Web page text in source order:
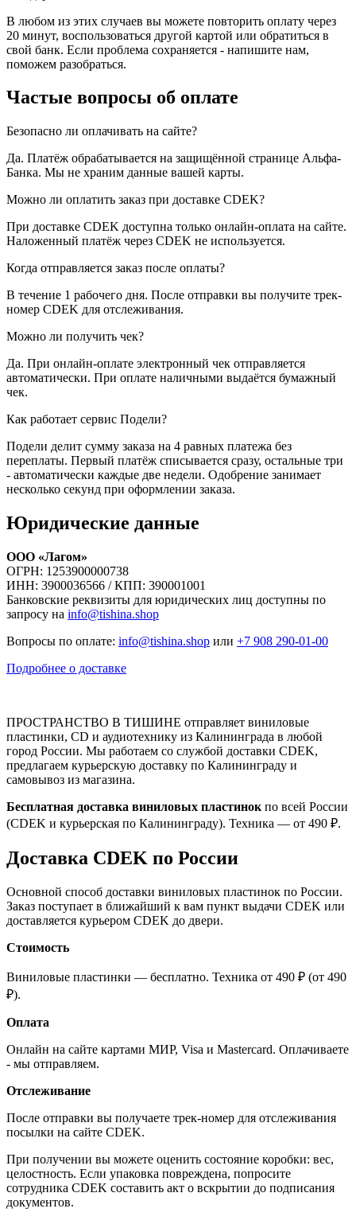
В любом из этих случаев вы можете повторить оплату через
20 минут, воспользоваться другой картой или обратиться в
свой банк. Если проблема сохраняется - напишите нам,
поможем разобраться.
Частые вопросы об оплате
Безопасно ли оплачивать на сайте?
Да. Платёж обрабатывается на защищённой странице Альфа-
Банка. Мы не храним данные вашей карты.
Можно ли оплатить заказ при доставке CDEK?
При доставке CDEK доступна только онлайн-оплата на сайте.
Наложенный платёж через CDEK не используется.
Когда отправляется заказ после оплаты?
В течение 1 рабочего дня. После отправки вы получите трек-
номер CDEK для отслеживания.
Можно ли получить чек?
Да. При онлайн-оплате электронный чек отправляется
автоматически. При оплате наличными выдаётся бумажный
чек.
Как работает сервис Подели?
Подели делит сумму заказа на 4 равных платежа без
переплаты. Первый платёж списывается сразу, остальные три
- автоматически каждые две недели. Одобрение занимает
несколько секунд при оформлении заказа.
Юридические данные
ООО «Лагом»
ОГРН: 1253900000738
ИНН: 3900036566 / КПП: 390001001
Банковские реквизиты для юридических лиц доступны по
запросу на info@tishina.shop
Вопросы по оплате: info@tishina.shop или +7 908 290-01-00
Подробнее о доставке
ПРОСТРАНСТВО В ТИШИНЕ отправляет виниловые
пластинки, CD и аудиотехнику из Калининграда в любой
город России. Мы работаем со службой доставки CDEK,
предлагаем курьерскую доставку по Калининграду и
самовывоз из магазина.
Бесплатная доставка виниловых пластинок по всей России
(CDEK и курьерская по Калининграду). Техника — от 490 ₽.
Доставка CDEK по России
Основной способ доставки виниловых пластинок по России.
Заказ поступает в ближайший к вам пункт выдачи CDEK или
доставляется курьером CDEK до двери.
Стоимость
Виниловые пластинки — бесплатно. Техника от 490 ₽ (от 490
₽).
Оплата
Онлайн на сайте картами МИР, Visa и Mastercard. Оплачиваете
- мы отправляем.
Отслеживание
После отправки вы получаете трек-номер для отслеживания
посылки на сайте CDEK.
При получении вы можете оценить состояние коробки: вес,
целостность. Если упаковка повреждена, попросите
сотрудника CDEK составить акт о вскрытии до подписания
документов.